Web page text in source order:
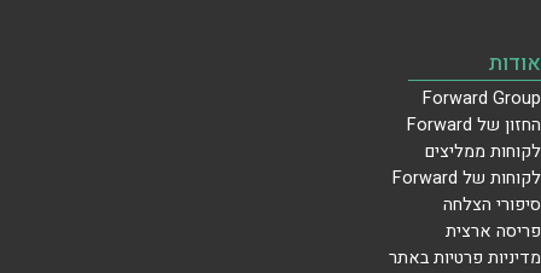
אודות
Forward Group
החזון של Forward
לקוחות ממליצים
לקוחות של Forward
סיפורי הצלחה
פריסה ארצית
מדיניות פרטיות באתר